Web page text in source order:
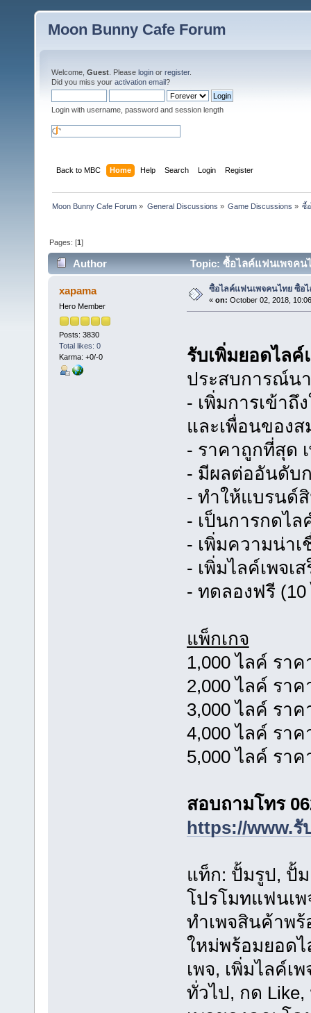
Moon Bunny Cafe Forum
Welcome, Guest . Please login or register.
Did you miss your activation email?
Login with username, password and session length
Back to MBC Home Help Search Login Register
Moon Bunny Cafe Forum » General Discussions » Game Discussions » ซื้
Pages: [1]
Author Topic: ซื้อไลค์แฟนเพจคน
xapama
Hero Member
Posts: 3830
Total likes: 0
Karma: +0/-0
ซื้อไลค์แฟนเพจคนไทย ซื้อ
« on: October 02, 2018,
รับเพิ่มยอดไล
ประสบการณ์น
- เพิ่มการเข้าถึ
และเพื่อนของ
- ราคาถูกที่สุด
- มีผลต่ออันดับ
- ทำให้แบรนด์
- เป็นการกดไ
- เพิ่มความน่า
- เพิ่มไลค์เพจเ
- ทดลองฟรี (10
แพ็กเกจ
1,000 ไลค์ รา
2,000 ไลค์ รา
3,000 ไลค์ รา
4,000 ไลค์ รา
5,000 ไลค์ รา
สอบถามโทร
https://www.รั
แท็ก: ปั้มรูป, ปั้
โปรโมทแฟนเพ
ทำเพจสินค้าพร้
ใหม่พร้อมยอดไ
เพจ, เพิ่มไลค์เ
ทั่วไป, กด